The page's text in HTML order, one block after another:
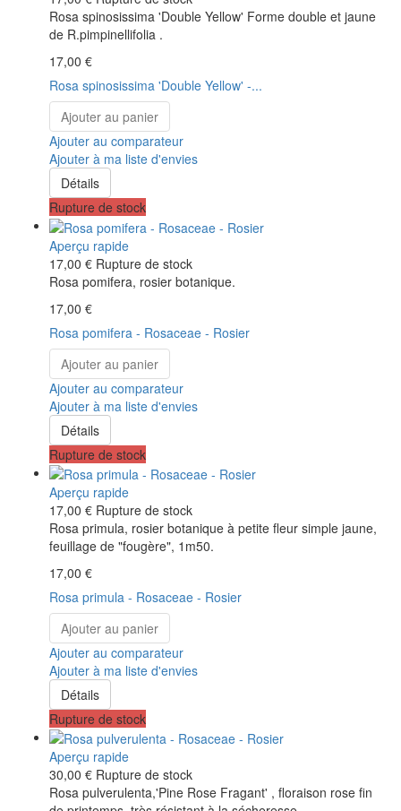
Rosa spinosissima 'Double Yellow' Forme double et jaune
de R.pimpinellifolia .
17,00 €
Rosa spinosissima 'Double Yellow' -...
Ajouter au panier
Ajouter au comparateur
Ajouter à ma liste d'envies
Détails
Rupture de stock
Aperçu rapide
17,00 € Rupture de stock
Rosa pomifera, rosier botanique.
17,00 €
Rosa pomifera - Rosaceae - Rosier
Ajouter au panier
Ajouter au comparateur
Ajouter à ma liste d'envies
Détails
Rupture de stock
Aperçu rapide
17,00 € Rupture de stock
Rosa primula, rosier botanique à petite fleur simple jaune,
feuillage de "fougère", 1m50.
17,00 €
Rosa primula - Rosaceae - Rosier
Ajouter au panier
Ajouter au comparateur
Ajouter à ma liste d'envies
Détails
Rupture de stock
Aperçu rapide
30,00 € Rupture de stock
Rosa pulverulenta,'Pine Rose Fragant' , floraison rose fin